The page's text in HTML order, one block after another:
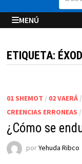
MENÚ
ETIQUETA:
01 SHEMOT / 02 VAERÁ/
CREENCIAS ERRONEAS /
¿Cómo se
porYehuda Ribco